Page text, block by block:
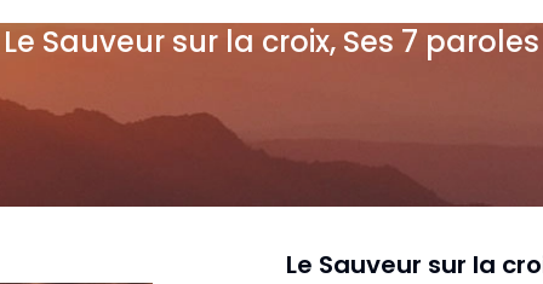
Premiers Prix
NT, Bibles
Prix)
Le Seigneur est
ÉTUDE DE LA BIBLE PAR LIVRE
Séries Ancien Testament
Collection Boules de neige
Collection Goutte d'eau
Le Sauveur sur la croix, Ses 7 paroles
Le Sauveur sur la